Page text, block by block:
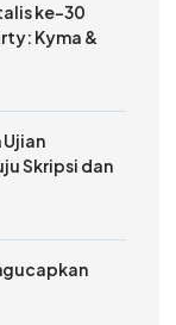
ke-30
Kyma &
Skripsi dan